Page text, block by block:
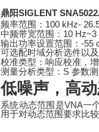
鼎阳SIGLENT
频率范围： 100 kHz-
中频带宽范围： 10 Hz~3
输出功率设置范围： -55
可选配时域分析选件以
校准类型：响应校准，
测量分析类型： S 参数
低噪声，高
系统动态范围是VNA一
用于对动态范围要求比